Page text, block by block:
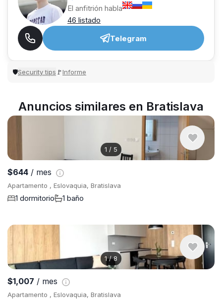
El anfitrión habla
46 listado
Telegram
🛡Security tips 🚩Informe
Anuncios similares en Bratislava
1 / 5
$644 / mes
Apartamento , Eslovaquia, Bratislava
1 dormitorio 1 baño
1/8
$1,007 / mes
Apartamento , Eslovaquia, Bratislava